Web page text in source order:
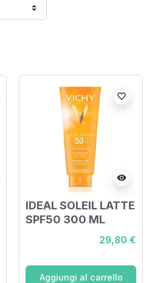
visibility
favorite_border
IDEAL SOLEIL LATTE
SPF50 300 ML
29,80 €
Aggiungi al carrello